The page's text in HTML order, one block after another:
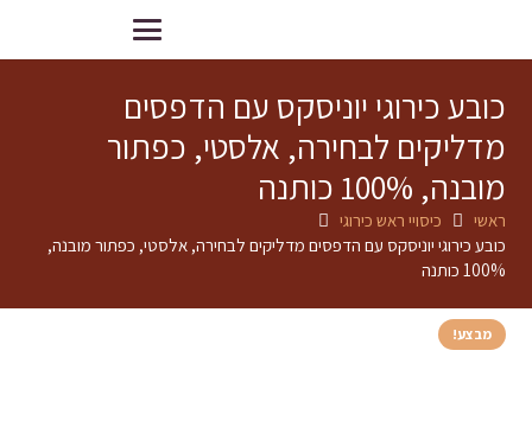
כובע כירוגי יוניסקס עם הדפסים
מדליקים לבחירה, אלסטי, כפתור
מובנה, 100% כותנה
ראשי
כיסויי ראש כירוגי
כובע כירוגי יוניסקס עם הדפסים מדליקים לבחירה, אלסטי, כפתור מובנה,
100% כותנה
מבצע!